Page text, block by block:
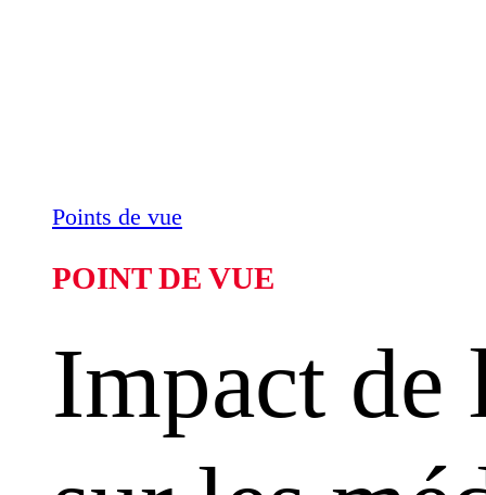
Points de vue
POINT DE VUE
Impact